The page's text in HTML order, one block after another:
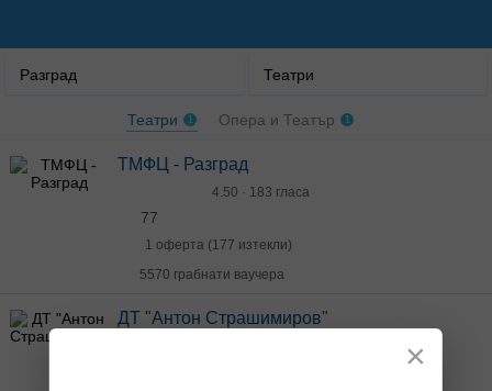
Разград Театри
Театри 1 Опера и Театър 1
ТМФЦ - Разград
4.50 · 183 гласа
77
1 оферта (177 изтекли)
5570 грабнати ваучера
ДТ "Антон Страшимиров"
×